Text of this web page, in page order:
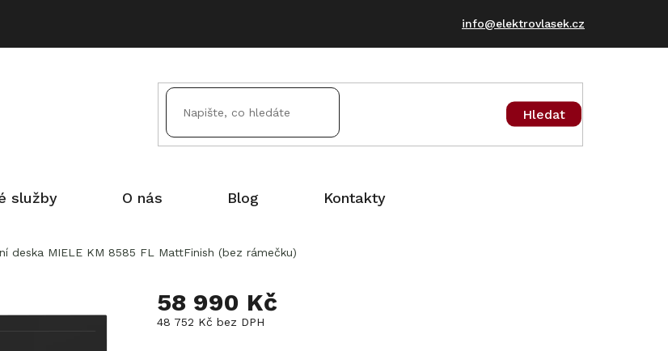
info@elektrovlasek.cz
Hledat
služby O nás Blog Kontakty
deska MIELE KM 8585 FL MattFinish (bez rámečku)
58 990 Kč
48 752 Kč bez DPH